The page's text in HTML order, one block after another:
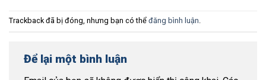
Trackback đã bị đóng, nhưng bạn có thể đăng bình luận.
Để lại một bình luận